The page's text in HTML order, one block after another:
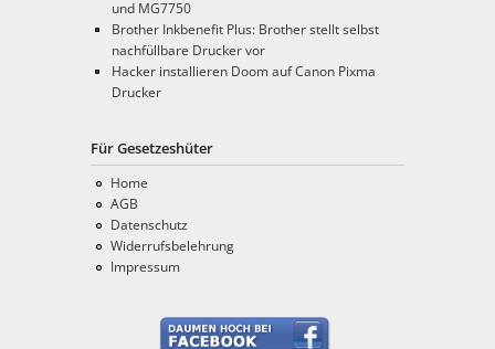
und MG7750
Brother Inkbenefit Plus: Brother stellt selbst
nachfüllbare Drucker vor
Hacker installieren Doom auf Canon Pixma
Drucker
Für Gesetzeshüter
Home
AGB
Datenschutz
Widerrufsbelehrung
Impressum